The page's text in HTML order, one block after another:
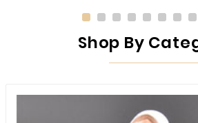
Shop By